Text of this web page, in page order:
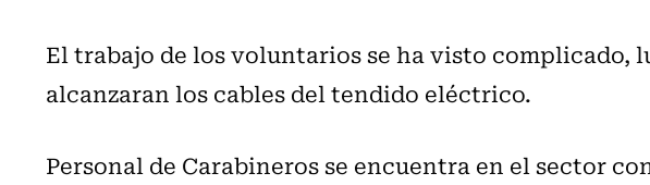
El trabajo de los voluntarios se ha visto complicado,
alcanzaran los cables del tendido eléctrico.
Personal de Carabineros se encuentra en el sector